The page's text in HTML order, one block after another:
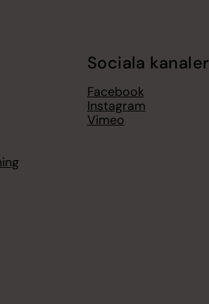
Sociala kanaler
Facebook
Instagram
Vimeo